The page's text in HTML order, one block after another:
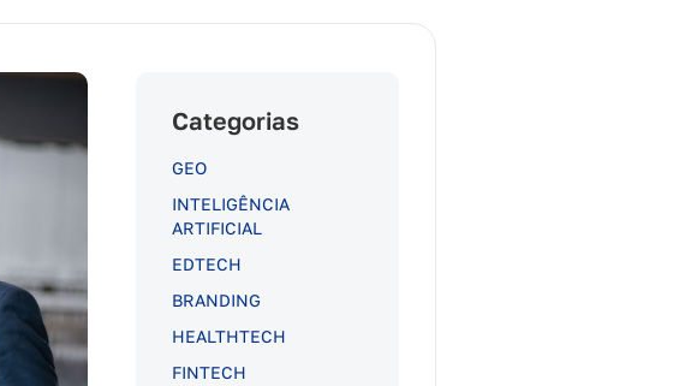
Categorias
GEO
INTELIGÊNCIA
ARTIFICIAL
EDTECH
BRANDING
HEALTHTECH
FINTECH